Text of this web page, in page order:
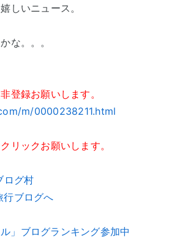
しいニュース。
な。。。
登録お願いします。
m/0000238211.html
リックお願いします。
ログ村